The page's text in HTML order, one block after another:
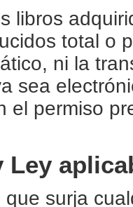
libros
total o
ni la
sea
el permiso
surja